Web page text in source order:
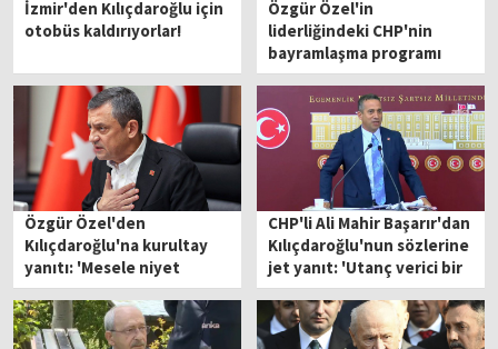
İzmir'den Kılıçdaroğlu için
otobüs kaldırıyorlar!
Özgür Özel'in
liderliğindeki CHP'nin
bayramlaşma programı
belli oldu
Özgür Özel'den
Kılıçdaroğlu'na kurultay
yanıtı: 'Mesele niyet
meselesidir'
CHP'li Ali Mahir Başarır'dan
Kılıçdaroğlu'nun sözlerine
jet yanıt: 'Utanç verici bir
itiraf'